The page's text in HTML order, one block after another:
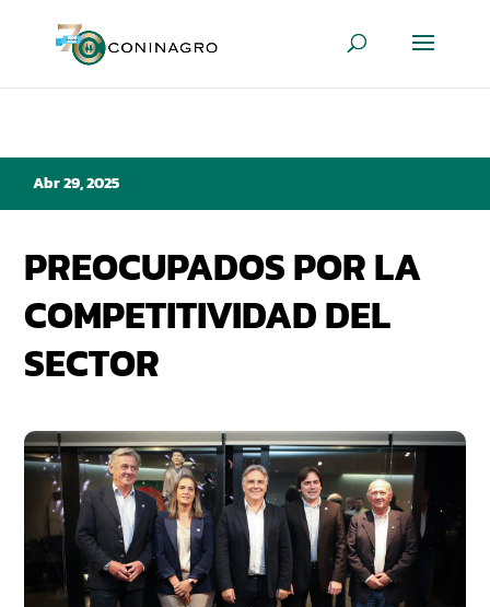
Abr 29, 2025
PREOCUPADOS POR LA
COMPETITIVIDAD DEL
SECTOR